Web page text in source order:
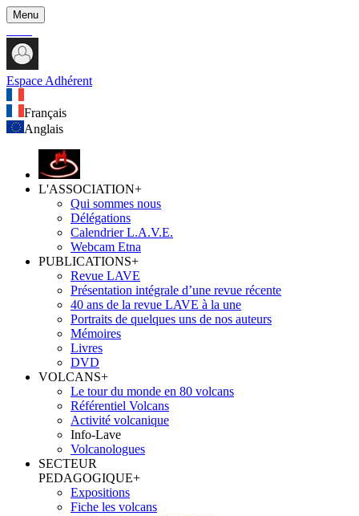
Menu
Espace Adhérent
Français
Anglais
L'ASSOCIATION+
Qui sommes nous
Délégations
Calendrier L.A.V.E.
Webcam Etna
PUBLICATIONS+
Revue LAVE
Présentation intégrale d’une revue récente
40 ans de la revue LAVE à la une
Portraits de quelques uns de nos auteurs
Mémoires
Livres
DVD
VOLCANS+
Le tour du monde en 80 volcans
Référentiel Volcans
Activité volcanique
Info-Lave
Volcanologues
SECTEUR
PEDAGOGIQUE+
Expositions
Fiche les volcans